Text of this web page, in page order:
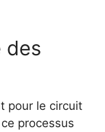
des
pour le circuit
processus